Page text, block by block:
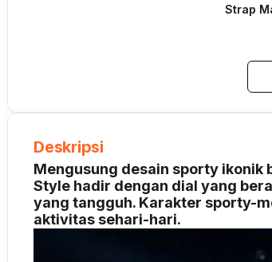
Strap
Deskripsi
Mengusung desain sporty ikonik
Style hadir dengan dial yang
yang tangguh. Karakter sporty-
aktivitas sehari-hari.